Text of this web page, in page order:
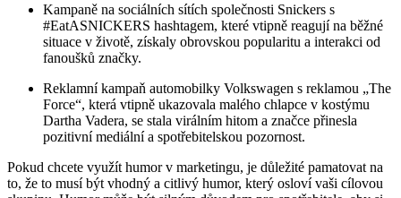
Kampaně na sociálních sítích společnosti Snickers s
#EatASNICKERS hashtagem, které vtipně reagují na běžné
situace v životě, získaly obrovskou popularitu a interakci od
fanoušků značky.
Reklamní kampaň automobilky Volkswagen s reklamou „The
Force“, která vtipně ukazovala malého chlapce v kostýmu
Dartha Vadera, se stala virálním hitom a značce přinesla
pozitivní mediální a spotřebitelskou pozornost.
Pokud chcete využít humor v marketingu, je důležité pamatovat na
to, že to musí být vhodný a citlivý humor, který osloví vaši cílovou